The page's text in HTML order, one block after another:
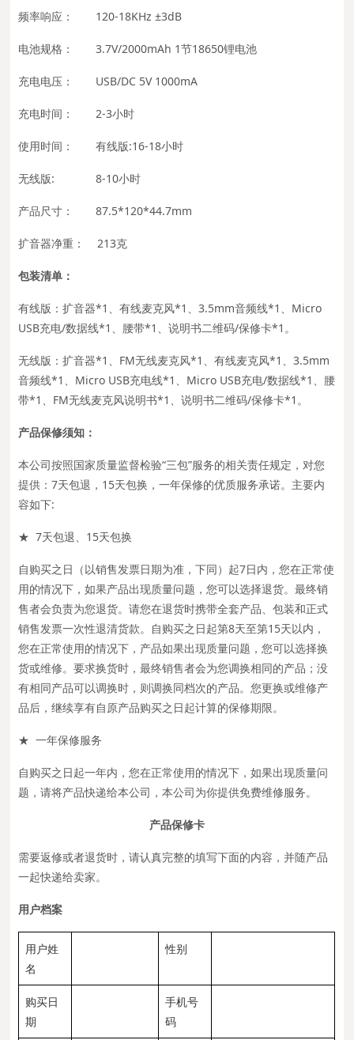
频率响应： 120-18KHz ±3dB
电池规格： 3.7V/2000mAh 1节18650锂电池
充电电压： USB/DC 5V 1000mA
充电时间： 2-3小时
使用时间： 有线版:16-18小时
无线版: 8-10小时
产品尺寸： 87.5*120*44.7mm
扩音器净重： 213克
包装清单：
有线版：扩音器*1、有线麦克风*1、3.5mm音频线*1、Micro
USB充电/数据线*1、腰带*1、说明书二维码/保修卡*1。
无线版：扩音器*1、FM无线麦克风*1、有线麦克风*1、3.5mm
音频线*1、Micro USB充电线*1、 Micro USB充电/数据线*1 、腰
带*1、FM无线麦克风说明书*1、说明书二维码/保修卡*1。
产品保修须知：
本公司按照国家质量监督检验“三包”服务的相关责任规定，对您
提供：7天包退，15天包换，一年保修的优质服务承诺。主要内
容如下:
★ 7天包退、15天包换
自购买之日（以销售发票日期为准，下同）起7日内，您在正常使
用的情况下，如果产品出现质量问题，您可以选择退货。最终销
售者会负责为您退货。请您在退货时携带全套产品、包装和正式
销售发票一次性退清货款。自购买之日起第8天至第15天以内，
您在正常使用的情况下，产品如果出现质量问题，您可以选择换
货或维修。要求换货时，最终销售者会为您调换相同的产品；没
有相同产品可以调换时，则调换同档次的产品。您更换或维修产
品后，继续享有自原产品购买之日起计算的保修期限。
★ 一年保修服务
自购买之日起一年内，您在正常使用的情况下，如果出现质量问
题，请将产品快递给本公司，本公司为你提供免费维修服务。
产品保修卡
需要返修或者退货时，请认真完整的填写下面的内容，并随产品
一起快递给卖家。
用户档案
用户姓
名
性别
购买日
期
手机号
码